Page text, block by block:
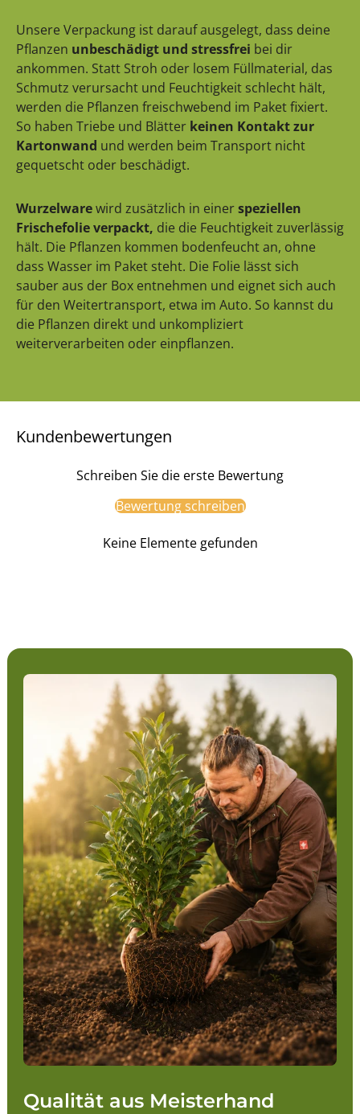
Unsere Verpackung ist darauf ausgelegt, dass deine
Pflanzen unbeschädigt und stressfrei bei dir
ankommen. Statt Stroh oder losem Füllmaterial, das
Schmutz verursacht und Feuchtigkeit schlecht hält,
werden die Pflanzen freischwebend im Paket fixiert.
So haben Triebe und Blätter keinen Kontakt zur
Kartonwand und werden beim Transport nicht
gequetscht oder beschädigt.
Wurzelwarewird zusätzlich in einerspeziellen
Frischefolie verpackt, die die Feuchtigkeit zuverlässig
hält. Die Pflanzen kommen bodenfeucht an, ohne
dass Wasser im Paket steht. Die Folie lässt sich
sauber aus der Box entnehmen und eignet sich auch
für den Weitertransport, etwa im Auto. So kannst du
die Pflanzen direkt und unkompliziert
weiterverarbeiten oder einpflanzen.
Kundenbewertungen
Schreiben Sie die erste Bewertung
Bewertung schreiben
Keine Elemente gefunden
Qualität aus Meisterhand